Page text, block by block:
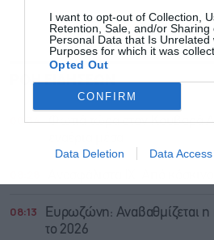
I want to opt-out of Collection,
Retention, Sale, and/or Sharing
Personal Data that Is Unrelated
Purposes for which it was
Opted Out
CONFIRM
Data Deletion Data Access
ΡΟΗ ΕΙΔΗΣΕΩΝ ΔΗΜΟΦΙΛΗ
08:34 Φωτιά τώρα στον Κουβαρά
08:13
Ευρωζώνη: Αναβαθμίζεται
το 2026